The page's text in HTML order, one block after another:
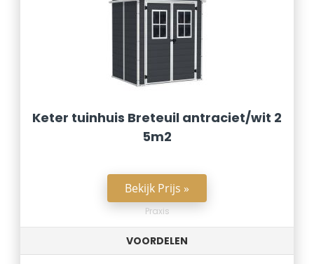
Keter tuinhuis Breteuil antraciet/wit 2
5m2
Bekijk Prijs »
Praxis
VOORDELEN